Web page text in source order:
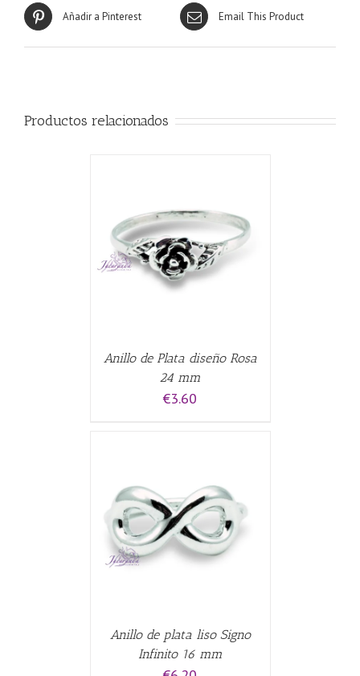
Añadir a Pinterest Email This Product
Productos relacionados
Anillo de Plata diseño Rosa
24 mm
€3.60
Anillo de plata liso Signo
Infinito 16 mm